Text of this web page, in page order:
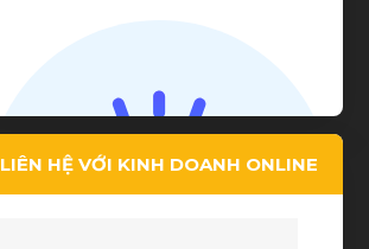
LIÊN HỆ VỚI KINH DOANH ONLINE